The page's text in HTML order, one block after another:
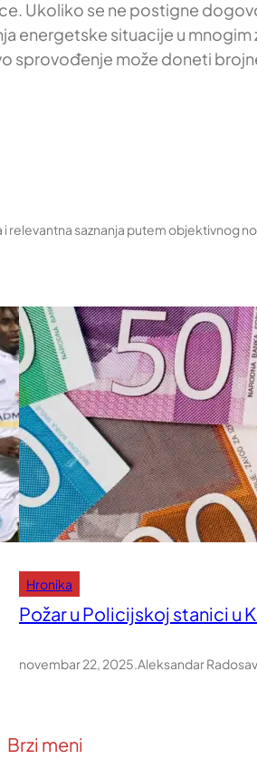
Ukoliko se ne postigne
energetske situacije u mnogim
sprovođenje može doneti
relevantna saznanja putem objektivnog
Hronika
Požar u Policijskoj stanici u
novembar 22, 2025 Aleksandar
Brzi meni